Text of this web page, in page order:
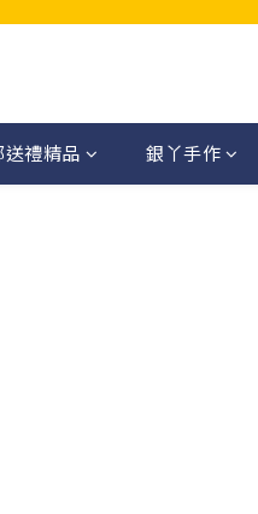
送禮精品 銀丫手作